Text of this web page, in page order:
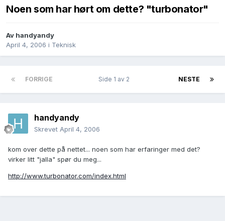
Noen som har hørt om dette? "turbonator"
Av handyandy
April 4, 2006 i Teknisk
FORRIGE NESTE
Side 1 av 2
handyandy
Skrevet April 4, 2006
kom over dette på nettet... noen som har erfaringer med det?
virker litt "jalla" spør du meg...
http://www.turbonator.com/index.html